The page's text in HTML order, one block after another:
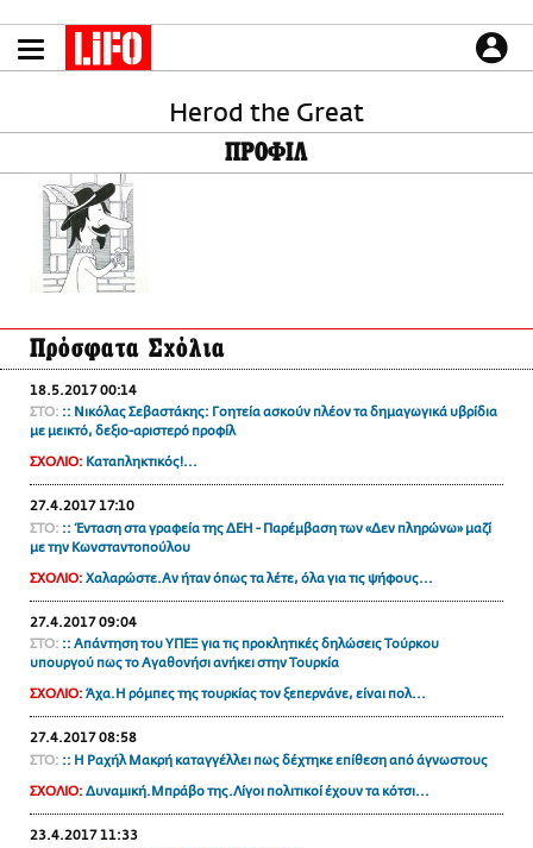
το
περιεχόμενο
LIFO SHOP
NEWSLETTER
ΜΙΚΡΟΠΡΑΓΜΑΤΑ
THE GOOD LIFO
LIFOLAND
CITY GUIDE
ΑΜΠΑ
PRINT
CULTURE
ΤΡΟΠΟΣ ΖΩΗΣ
PODCASTS
Plus
Herod the Great
ΠΡΟΦΙΛ
Πρόσφατα Σχόλια
18.5.2017 00:14
ΣΤΟ: :: Νικόλας Σεβαστάκης: Γοητεία ασκούν πλέον τα δημαγωγικά υβρίδια
με μεικτό, δεξιο-αριστερό προφίλ
ΣΧΟΛΙΟ: Καταπληκτικός!...
27.4.2017 17:10
ΣΤΟ: :: Ένταση στα γραφεία της ΔΕΗ - Παρέμβαση των «Δεν πληρώνω» μαζί
με την Κωνσταντοπούλου
ΣΧΟΛΙΟ: Χαλαρώστε.Αν ήταν όπως τα λέτε, όλα για τις ψήφους...
27.4.2017 09:04
ΣΤΟ: :: Aπάντηση του ΥΠΕΞ για τις προκλητικές δηλώσεις Τούρκου
υπουργού πως το Αγαθονήσι ανήκει στην Τουρκία
ΣΧΟΛΙΟ: Άχα.Η ρόμπες της τουρκίας τον ξεπερνάνε, είναι πολ...
27.4.2017 08:58
ΣΤΟ: :: Η Ραχήλ Μακρή καταγγέλλει πως δέχτηκε επίθεση από άγνωστους
ΣΧΟΛΙΟ: Δυναμική.Μπράβο της.Λίγοι πολιτικοί έχουν τα κότσι...
23.4.2017 11:33